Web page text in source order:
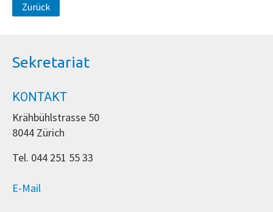
Zurück
Sekretariat
KONTAKT
Krähbühlstrasse 50
8044 Zürich
Tel. 044 251 55 33
E-Mail